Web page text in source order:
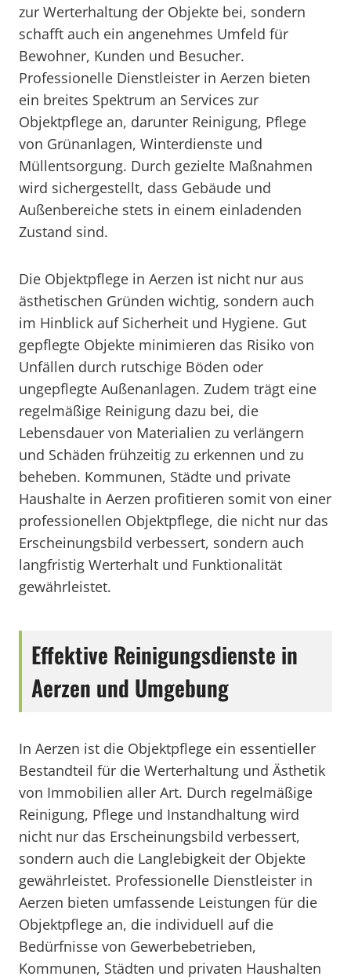
zur Werterhaltung der Objekte bei, sondern
schafft auch ein angenehmes Umfeld für
Bewohner, Kunden und Besucher.
Professionelle Dienstleister in Aerzen bieten
ein breites Spektrum an Services zur
Objektpflege an, darunter Reinigung, Pflege
von Grünanlagen, Winterdienste und
Müllentsorgung. Durch gezielte Maßnahmen
wird sichergestellt, dass Gebäude und
Außenbereiche stets in einem einladenden
Zustand sind.
Die Objektpflege in Aerzen ist nicht nur aus
ästhetischen Gründen wichtig, sondern auch
im Hinblick auf Sicherheit und Hygiene. Gut
gepflegte Objekte minimieren das Risiko von
Unfällen durch rutschige Böden oder
ungepflegte Außenanlagen. Zudem trägt eine
regelmäßige Reinigung dazu bei, die
Lebensdauer von Materialien zu verlängern
und Schäden frühzeitig zu erkennen und zu
beheben. Kommunen, Städte und private
Haushalte in Aerzen profitieren somit von einer
professionellen Objektpflege, die nicht nur das
Erscheinungsbild verbessert, sondern auch
langfristig Werterhalt und Funktionalität
gewährleistet.
Effektive Reinigungsdienste in
Aerzen und Umgebung
In Aerzen ist die Objektpflege ein essentieller
Bestandteil für die Werterhaltung und Ästhetik
von Immobilien aller Art. Durch regelmäßige
Reinigung, Pflege und Instandhaltung wird
nicht nur das Erscheinungsbild verbessert,
sondern auch die Langlebigkeit der Objekte
gewährleistet. Professionelle Dienstleister in
Aerzen bieten umfassende Leistungen für die
Objektpflege an, die individuell auf die
Bedürfnisse von Gewerbebetrieben,
Kommunen, Städten und privaten Haushalten